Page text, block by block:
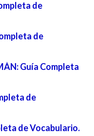
de
de
Guía Completa
de
de Vocabulario.